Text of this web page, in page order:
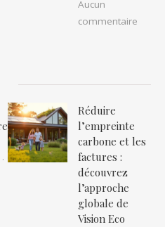
Aucun
commentaire
sur La sécurité routière à l’ère
Réduire
l’empreinte
carbone et les
factures :
découvrez
l’approche
globale de
Vision Eco